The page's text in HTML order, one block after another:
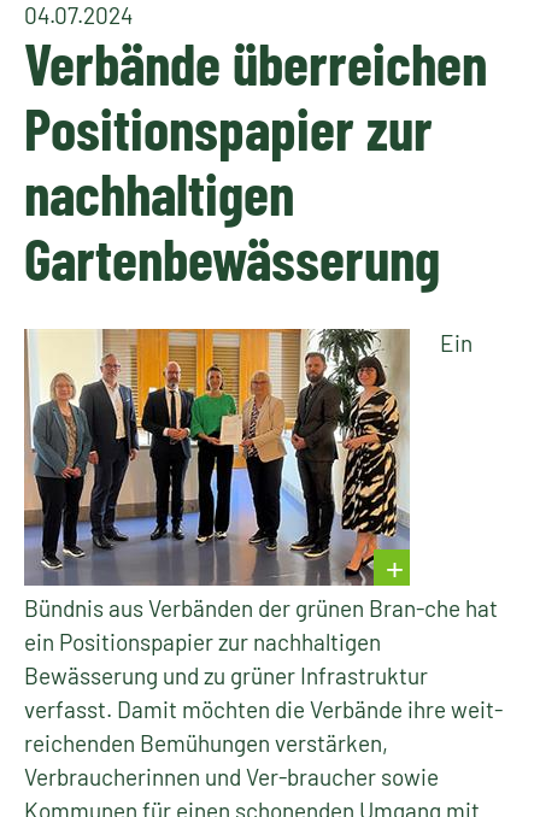
04.07.2024
Verbände überreichen
Positionspapier zur
nachhaltigen
Gartenbewässerung
Ein
Bündnis aus Verbänden der grünen Bran-che hat
ein Positionspapier zur nachhaltigen
Bewässerung und zu grüner Infrastruktur
verfasst. Damit möchten die Verbände ihre weit-
reichenden Bemühungen verstärken,
Verbraucherinnen und Ver-braucher sowie
Kommunen für einen schonenden Umgang mit